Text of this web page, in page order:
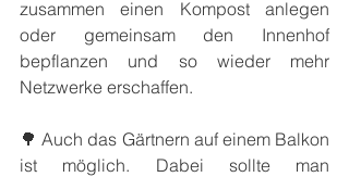
zusammen einen Kompost anlegen
oder gemeinsam den Innenhof
bepflanzen und so wieder mehr
Netzwerke erschaffen.
🌳 Auch das Gärtnern auf einem Balkon
ist möglich. Dabei sollte man